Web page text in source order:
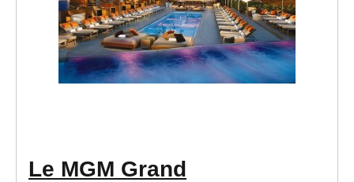
Le MGM Grand